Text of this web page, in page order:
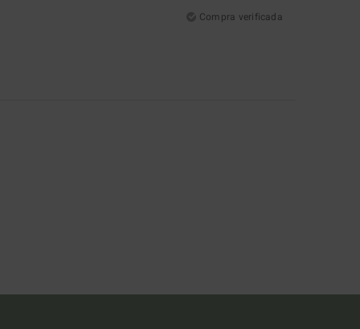
Compra verificada